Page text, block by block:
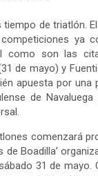
tiempo de triatlón.
ya
como son las
de mayo) y
apuesta por una
de
comenzará
de Boadilla’
31 de mayo.